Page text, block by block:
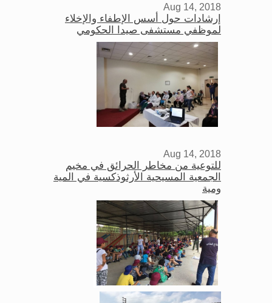
Aug 14, 2018
إرشادات حول أسس الإطفاء والإخلاء
لموظفي مستشفى صيدا الحكومي
Aug 14, 2018
للتوعية من مخاطر الحرائق في مخيم
الجمعية المسيحية الأرثوذكسية في المية
ومية